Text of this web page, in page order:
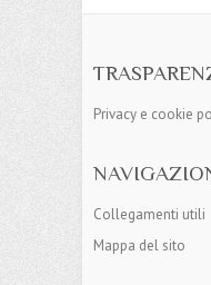
Privacy e cookie
Collegamenti utili
Mappa del sito